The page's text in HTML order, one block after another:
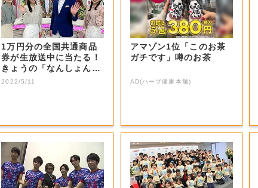
1万円分の全国共通商品
券が生放送中に当たる！
きょうの「なんしょん？
生電話クイズ」...
2022/5/11
アマゾン1位「このお茶
ガチです」噂のお茶
AD(ハーブ健康本舗)